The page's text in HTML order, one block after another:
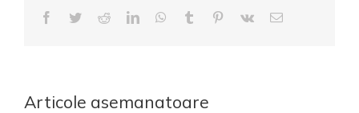
Facebook
TwitterRedditLinkedInWhatsApp
Tumblr Pinterest
Vk
E-
Articole asemanatoare